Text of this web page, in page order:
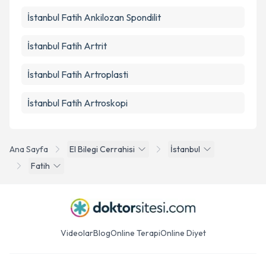
Ana Sayfa El Bilegi Cerrahisi
İstanbul
Fatih
İstanbul Fatih Ankilozan Spondilit
İstanbul Fatih Artrit
İstanbul Fatih Artroplasti
İstanbul Fatih Artroskopi
VideolarBlogOnline TerapiOnline Diyet